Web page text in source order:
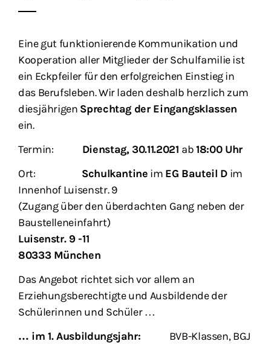
Eine gut funktionierende Kommunikation und
Kooperation aller Mitglieder der Schulfamilie ist
ein Eckpfeiler für den erfolgreichen Einstieg in
das Berufsleben. Wir laden deshalb herzlich zum
diesjährigen Sprechtag der Eingangsklassen
ein.
Termin: Dienstag, 30.11.2021 ab18:00 Uhr
Ort: Schulkantine im EG Bauteil Dim
Innenhof Luisenstr. 9
(Zugang über den überdachten Gang neben der
Baustelleneinfahrt)
Luisenstr. 9 -11
80333 München
Das Angebot richtet sich vor allem an
Erziehungsberechtigte und Ausbildende der
Schülerinnen und Schüler …
… im 1. Ausbildungsjahr: BVB-Klassen, BGJ